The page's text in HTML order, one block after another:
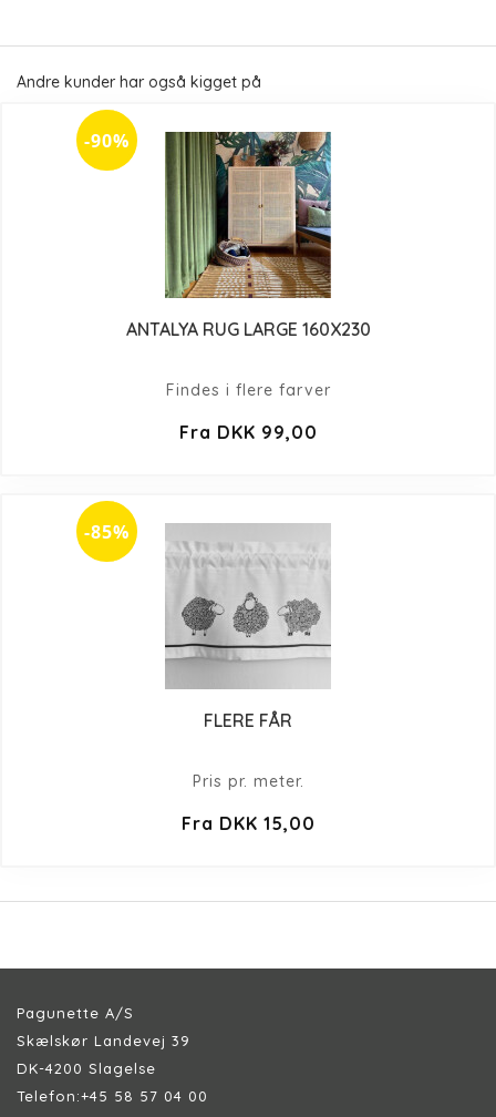
Andre kunder har også kigget på
-90%
ANTALYA RUG LARGE 160X230
Findes i flere farver
Fra DKK 99,00
-85%
FLERE FÅR
Pris pr. meter.
Fra DKK 15,00
Pagunette A/S
Skælskør Landevej 39
DK-4200 Slagelse
Telefon:+45 58 57 04 00